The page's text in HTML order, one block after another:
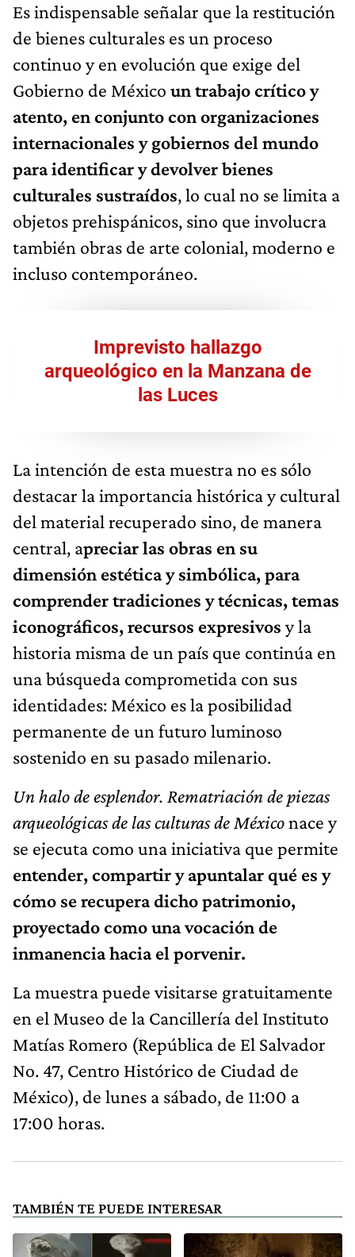
Es indispensable señalar que la restitución
de bienes culturales es un proceso
continuo y en evolución que exige del
Gobierno de México un trabajo crítico y
atento, en conjunto con organizaciones
internacionales y gobiernos del mundo
para identificar y devolver bienes
culturales sustraídos, lo cual no se limita a
objetos prehispánicos, sino que involucra
también obras de arte colonial, moderno e
incluso contemporáneo.
Imprevisto hallazgo
arqueológico en la Manzana de
las Luces
La intención de esta muestra no es sólo
destacar la importancia histórica y cultural
del material recuperado sino, de manera
central, apreciar las obras en su
dimensión estética y simbólica, para
comprender tradiciones y técnicas, temas
iconográficos, recursos expresivos y la
historia misma de un país que continúa en
una búsqueda comprometida con sus
identidades: México es la posibilidad
permanente de un futuro luminoso
sostenido en su pasado milenario.
Un halo de esplendor. Rematriación de piezas
arqueológicas de las culturas de Méxiconace y
se ejecuta como una iniciativa que permite
entender, compartir y apuntalar qué es y
cómo se recupera dicho patrimonio,
proyectado como una vocación de
inmanencia hacia el porvenir.
La muestra puede visitarse gratuitamente
en el Museo de la Cancillería del Instituto
Matías Romero (República de El Salvador
No. 47, Centro Histórico de Ciudad de
México), de lunes a sábado, de 11:00 a
17:00 horas.
TAMBIÉN TE PUEDE INTERESAR